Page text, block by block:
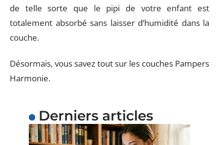
de telle sorte que le pipi de votre enfant est
totalement absorbé sans laisser d’humidité dans la
couche.
Désormais, vous savez tout sur les couches Pampers
Harmonie.
Derniers articles